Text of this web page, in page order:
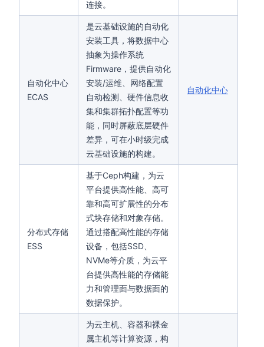
连接。
自动化中心
ECAS
是云基础设施的自动化
安装工具，将数据中心
抽象为操作系统
Firmware，提供自动化
安装/运维、网络配置
自动检测、硬件信息收
集和集群拓扑配置等功
能，同时屏蔽底层硬件
差异，可在小时级完成
云基础设施的构建。
自动化中心
分布式存储
ESS
基于Ceph构建，为云
平台提供高性能、高可
靠和高可扩展性的分布
式块存储和对象存储。
通过搭配高性能的存储
设备，包括SSD、
NVMe等介质，为云平
台提供高性能的存储能
力和管理面与数据面的
数据保护。
为云主机、容器和裸金
属主机等计算资源，构